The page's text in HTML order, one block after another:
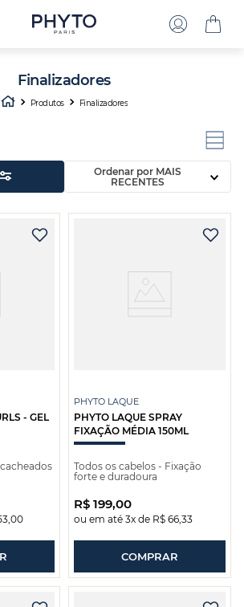
Finalizadores
Produtos Finalizadores
Ordenar por MAIS
RECENTES
- GEL
,00
PHYTO LAQUE
PHYTO LAQUE SPRAY
FIXAÇÃO MÉDIA 150ML
Todos os cabelos - Fixação
forte e duradoura
R$ 199,00
ou em até 3x de R$ 66,33
COMPRAR